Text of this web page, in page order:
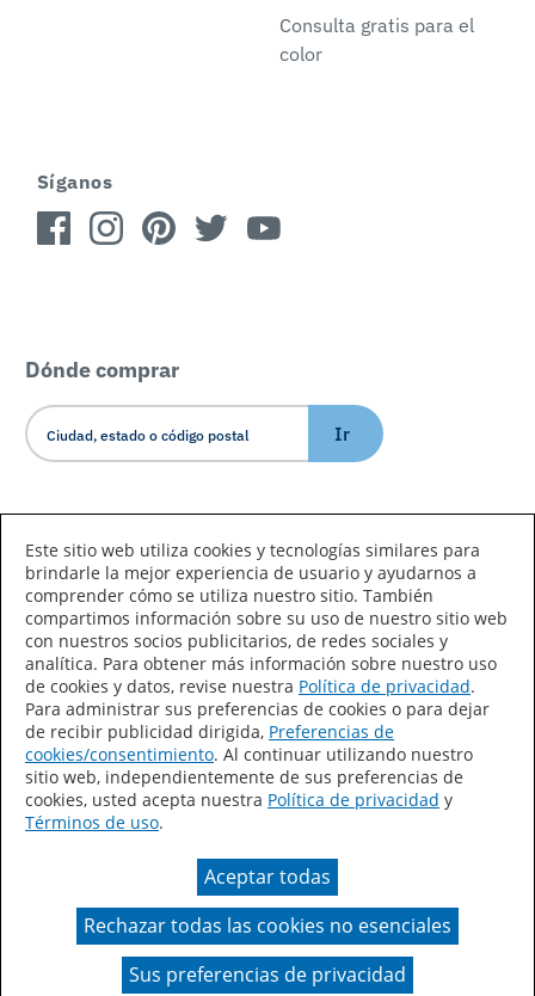
Consulta gratis para el
color
Síganos
Dónde comprar
Ir
Declaración de accesibilidad
Mapa del sitio
Términos de uso
Privacidad
Sus preferencias de privacidad
Ley de Cadenas de Suministro de California
Un color real puede variar en comparación con la
presentación en pantalla.
Este sitio web utiliza cookies y tecnologías similares para
brindarle la mejor experiencia de usuario y ayudarnos a
comprender cómo se utiliza nuestro sitio. También
compartimos información sobre su uso de nuestro sitio web
con nuestros socios publicitarios, de redes sociales y
analítica. Para obtener más información sobre nuestro uso
de cookies y datos, revise nuestra Política de privacidad.
Para administrar sus preferencias de cookies o para dejar
de recibir publicidad dirigida, Preferencias de
cookies/consentimiento. Al continuar utilizando nuestro
sitio web, independientemente de sus preferencias de
cookies, usted acepta nuestra Política de privacidad y
Términos de uso.
Aceptar todas
Rechazar todas las cookies no esenciales
Sus preferencias de privacidad